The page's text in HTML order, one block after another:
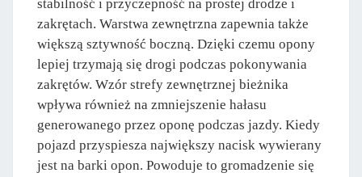
stabilność i przyczepność na prostej drodze i
zakrętach. Warstwa zewnętrzna zapewnia także
większą sztywność boczną. Dzięki czemu opony
lepiej trzymają się drogi podczas pokonywania
zakrętów. Wzór strefy zewnętrznej bieżnika
wpływa również na zmniejszenie hałasu
generowanego przez oponę podczas jazdy. Kiedy
pojazd przyspiesza największy nacisk wywierany
jest na barki opon. Powoduje to gromadzenie się